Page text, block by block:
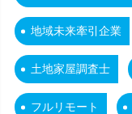
地域未来牽引企業
土地家屋調査士
フルリモート